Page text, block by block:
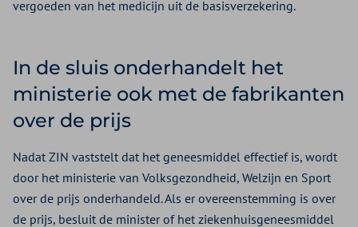
vergoeden van het medicijn uit de basisverzekering.
In de sluis onderhandelt het
ministerie ook met de fabrikanten
over de prijs
Nadat ZIN vaststelt dat het geneesmiddel effectief is, wordt
door het ministerie van Volksgezondheid, Welzijn en Sport
over de prijs onderhandeld. Als er overeenstemming is over
de prijs, besluit de minister of het ziekenhuisgeneesmiddel